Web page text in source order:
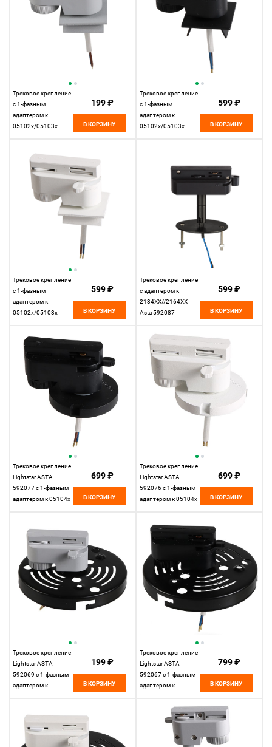
Трековое крепление
с 1-фазным
адаптером к
05102x/05103x
199 ₽
В КОРЗИНУ
Трековое крепление
с 1-фазным
адаптером к
05102x/05103x
599 ₽
В КОРЗИНУ
Трековое крепление
с 1-фазным
адаптером к
05102x/05103x
599 ₽
В КОРЗИНУ
Трековое крепление
с адаптером к
2134XX//2164XX
Asta 592087
599 ₽
В КОРЗИНУ
Трековое крепление
Lightstar ASTA
592077 с 1-фазным
адаптером к 05104x
699 ₽
В КОРЗИНУ
Трековое крепление
Lightstar ASTA
592076 с 1-фазным
адаптером к 05104x
699 ₽
В КОРЗИНУ
Трековое крепление
Lightstar ASTA
592069 с 1-фазным
адаптером к
199 ₽
В КОРЗИНУ
Трековое крепление
Lightstar ASTA
592067 с 1-фазным
адаптером к
ЧЕРНЫЙ, шт
799 ₽
В КОРЗИНУ